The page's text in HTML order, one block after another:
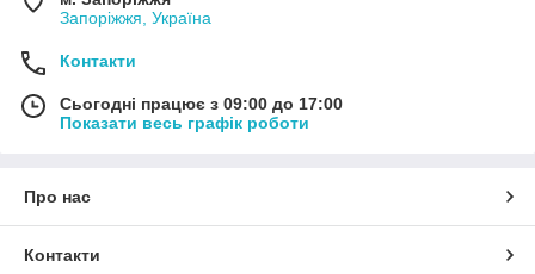
Запоріжжя, Україна
Контакти
Сьогодні працює з 09:00 до 17:00
Показати весь графік роботи
Про нас
Контакти